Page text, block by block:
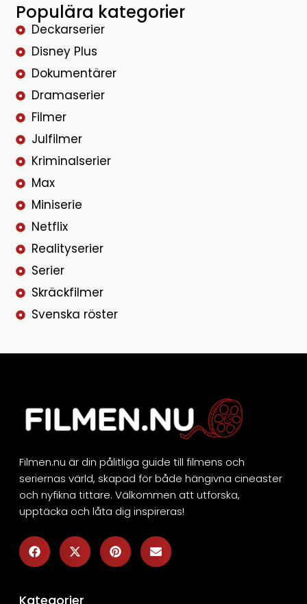
Populära kategorier
Deckarserier
Disney Plus
Dokumentärer
Dramaserier
Filmer
Julfilmer
Kriminalserier
Max
Miniserie
Netflix
Realityserier
Serier
Skräckfilmer
Svenska röster
Filmen.nu är din pålitliga guide till filmens och
seriernas värld, skapad för både hängivna cineaster
och nyfikna tittare. Välkommen att utforska,
upptäcka och låta dig inspireras!
Kategorier